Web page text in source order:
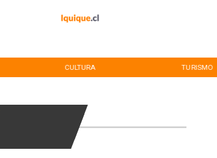
CULTURA TURISMO